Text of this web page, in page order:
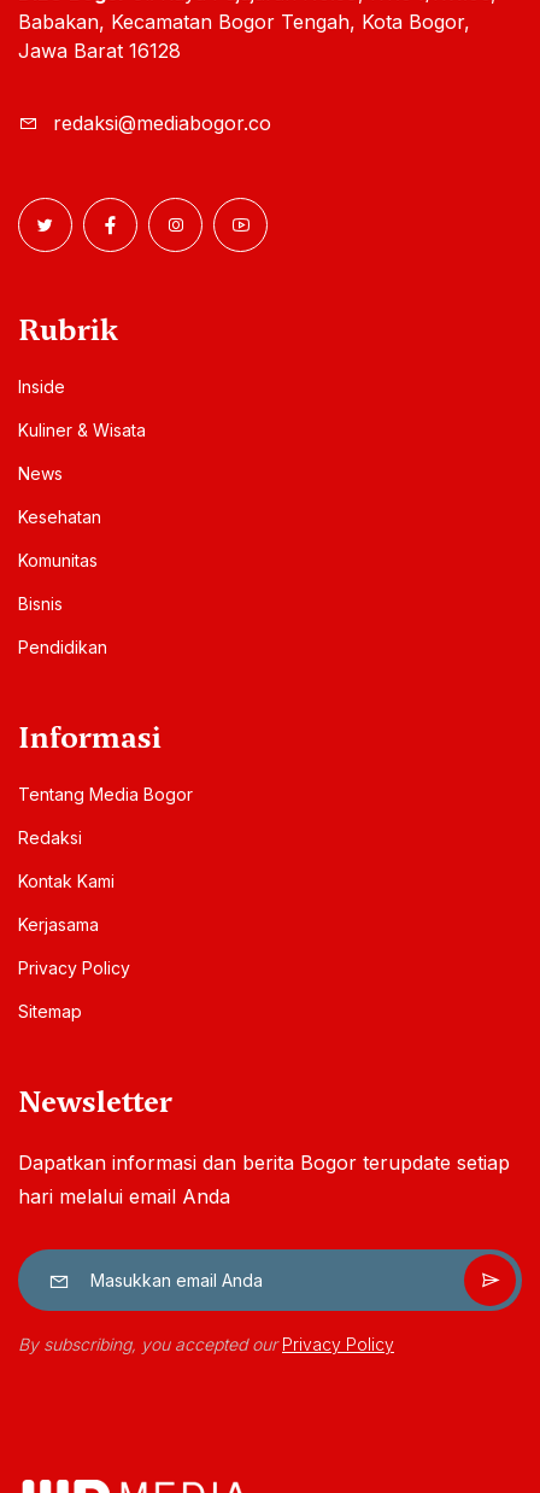
Babakan, Kecamatan Bogor Tengah, Kota Bogor,
Jawa Barat 16128
redaksi@mediabogor.co
Rubrik
Inside
Kuliner & Wisata
News
Kesehatan
Komunitas
Bisnis
Pendidikan
Informasi
Tentang Media Bogor
Redaksi
Kontak Kami
Kerjasama
Privacy Policy
Sitemap
Newsletter
Dapatkan informasi dan berita Bogor terupdate setiap
hari melalui email Anda
By subscribing, you accepted ourPrivacy Policy